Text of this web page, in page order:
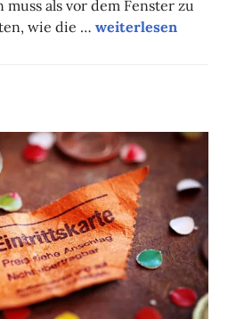
als vor dem Fenster zu
wie die …Unsere Tipps der
weiterlesen